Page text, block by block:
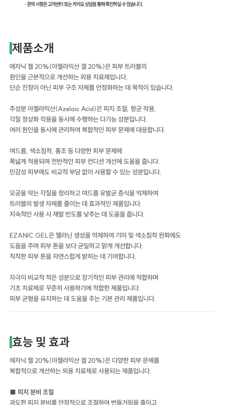
제품소개
에자닉 젤 20%(아젤라익산 겔 20%)은 피부 트러블의
원인을 근본적으로 개선하는 외용 치료제입니다.
단순 진정이 아닌 피부 구조 자체를 안정화하는 데 목적이 있습니다.
주성분 아젤라익산(Azelaic Acid)은 피지 조절, 항균 작용,
각질 정상화 작용을 동시에 수행하는 다기능 성분입니다.
여러 원인을 동시에 관리하여 복합적인 피부 문제에 대응합니다.
여드름, 색소침착, 홍조 등 다양한 피부 문제에
폭넓게 적용되며 전반적인 피부 컨디션 개선에 도움을 줍니다.
민감성 피부에도 비교적 부담 없이 사용할 수 있는 성분입니다.
모공을 막는 각질을 정리하고 여드름 유발균 증식을 억제하여
트러블의 발생 자체를 줄이는 데 효과적인 제품입니다.
지속적인 사용 시 재발 빈도를 낮추는 데 도움을 줍니다.
EZANIC GEL은 멜라닌 생성을 억제하여 기미 및 색소침착 완화에도
도움을 주며 피부 톤을 보다 균일하고 맑게 개선합니다.
칙칙한 피부 톤을 자연스럽게 밝히는 데 기여합니다.
자극이 비교적 적은 성분으로 장기적인 피부 관리에 적합하며
기초 치료제로 꾸준히 사용하기에 적합한 제품입니다.
피부 균형을 유지하는 데 도움을 주는 기본 관리 제품입니다.
효능 및 효과
에자닉 젤 20%(아젤라익산 겔 20%)은 다양한 피부 문제를
복합적으로 개선하는 외용 치료제로 사용되는 제품입니다.
■ 피지 분비 조절
과도한 피지 분비를 안정적으로 조절하여 번들거림을 줄이고